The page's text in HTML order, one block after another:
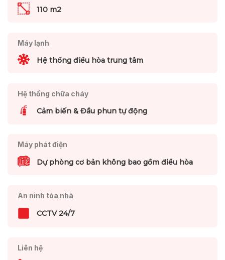
110 m2
Máy lạnh
Hệ thống điều hòa trung tâm
Hệ thống chữa cháy
Cảm biến & Đầu phun tự động
Máy phát điện
Dự phòng cơ bản không bao gồm điều hòa
An ninh tòa nhà
CCTV 24/7
Liên hệ